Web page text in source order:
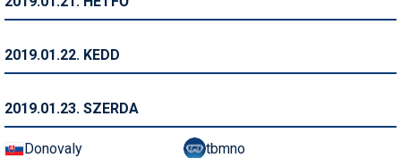
Szótárak
Telemark
Termékajánló
2019.01.22. KEDD
2019.01.23. SZERDA
Donovaly tbmno